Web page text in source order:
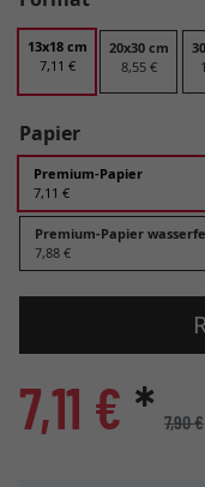
13x18 cm
7,11 €
20x30 cm
8,55 €
Papier
Premium-Papier
7,11 €
Premium-Papier
7,88 €
7,11 € * 7,90 €